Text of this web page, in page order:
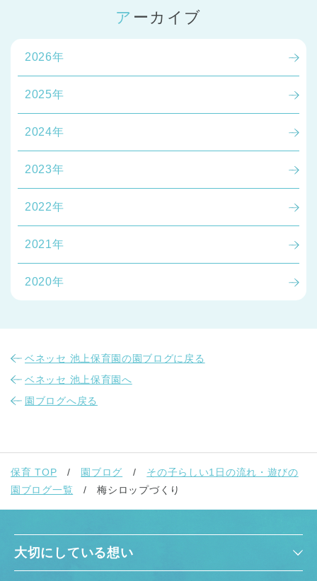
アーカイブ
2026年
2025年
2024年
2023年
2022年
2021年
2020年
ベネッセ 池上保育園の園ブログに戻る
ベネッセ 池上保育園へ
園ブログへ戻る
保育 TOP 園ブログ
その子らしい1日の流れ・遊びの
園ブログ一覧
梅シロップづくり
大切にしている想い